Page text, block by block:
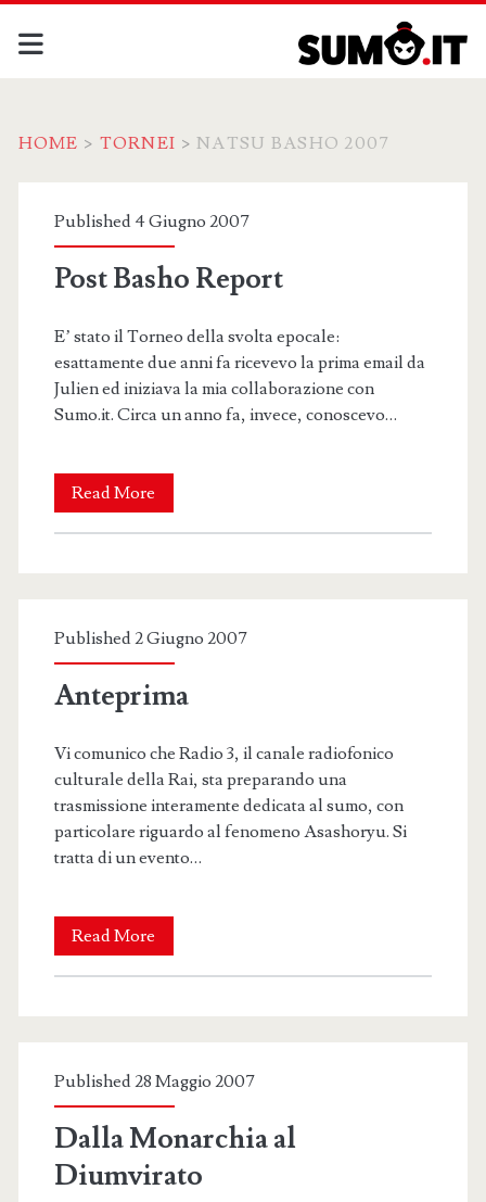
HOME > TORNEI >NATSU BASHO 2007
Categoria:
<span>Natsu
2007</span>
Published 4 Giugno 2007
Post Basho Report
E’ stato il Torneo della svolta epocale:
esattamente due anni fa ricevevo la prima email da
Julien ed iniziava la mia collaborazione con
Sumo.it. Circa un anno fa, invece, conoscevo…
Read More
Basho
Published 2 Giugno 2007
Anteprima
Vi comunico che Radio 3, il canale radiofonico
culturale della Rai, sta preparando una
trasmissione interamente dedicata al sumo, con
particolare riguardo al fenomeno Asashoryu. Si
tratta di un evento…
Read More
Published 28 Maggio 2007
Dalla Monarchia al
Diumvirato